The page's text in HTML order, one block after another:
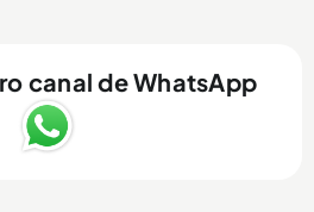
canal de WhatsApp